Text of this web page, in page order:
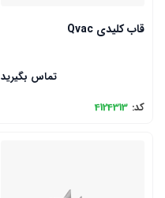
قاب کلیدی Qvac
تماس بگیرید
کد: 4124313